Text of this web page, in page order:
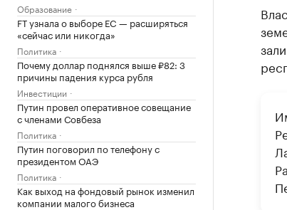
Образование
FT узнала о выборе ЕС — расширяться
«сейчас или никогда»
Политика
Почему доллар поднялся выше ₽82: 3
причины падения курса рубля
Инвестиции
Путин провел оперативное совещание
с членами Совбеза
Политика
Путин поговорил по телефону с
президентом ОАЭ
Политика
Как выход на фондовый рынок изменил
компании малого бизнеса